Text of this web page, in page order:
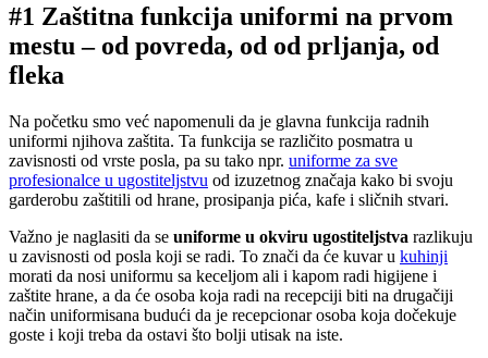
#1 Zaštitna funkcija uniformi na prvom
mestu – od povreda, od od prljanja, od
fleka
Na početku smo već napomenuli da je glavna funkcija radnih
uniformi njihova zaštita. Ta funkcija se različito posmatra u
zavisnosti od vrste posla, pa su tako npr. uniforme za sve
profesionalce u ugostiteljstvu od izuzetnog značaja kako bi svoju
garderobu zaštitili od hrane, prosipanja pića, kafe i sličnih stvari.
Važno je naglasiti da se uniforme u okviru ugostiteljstva razlikuju
u zavisnosti od posla koji se radi. To znači da će kuvar u kuhinji
morati da nosi uniformu sa keceljom ali i kapom radi higijene i
zaštite hrane, a da će osoba koja radi na recepciji biti na drugačiji
način uniformisana budući da je recepcionar osoba koja dočekuje
goste i koji treba da ostavi što bolji utisak na iste.